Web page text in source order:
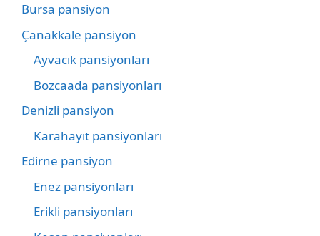
Bursa pansiyon
Çanakkale pansiyon
Ayvacık pansiyonları
Bozcaada pansiyonları
Denizli pansiyon
Karahayıt pansiyonları
Edirne pansiyon
Enez pansiyonları
Erikli pansiyonları